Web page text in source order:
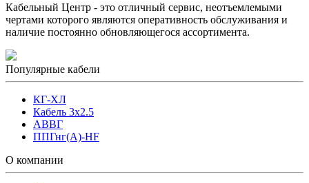
Кабельный Центр - это отличный сервис, неотъемлемыми
чертами которого являются оперативность обслуживания и
наличие постоянно обновляющегося ассортимента.
Популярные кабели
КГ-ХЛ
Кабель 3x2.5
АВВГ
ППГнг(А)-HF
О компании